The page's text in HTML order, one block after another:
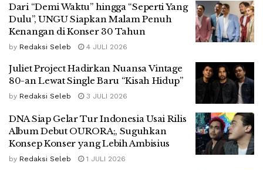
Dari “Demi Waktu” hingga “Seperti Yang
Dulu”, UNGU Siapkan Malam Penuh
Kenangan di Konser 30 Tahun
by Redaksi Seleb 4 JULI 2026
Juliet Project Hadirkan Nuansa Vintage
80-an Lewat Single Baru “Kisah Hidup”
by Redaksi Seleb 3 JULI 2026
DNA Siap Gelar Tur Indonesia Usai Rilis
Album Debut OURORA;, Suguhkan
Konsep Konser yang Lebih Ambisius
by Redaksi Seleb 1 JULI 2026